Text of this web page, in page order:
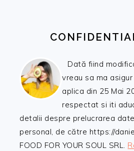
Dată fiind
vreau sa ma
aplica din 25 Mai
respectat si iti
detalii despre prelucrarea
personal, de către https://
FOOD FOR YOUR SOUL SRL.